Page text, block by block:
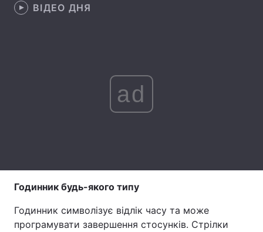
Послуги
ВІДЕО ДНЯ
ad
Годинник будь-якого типу
Годинник символізує відлік часу та може
програмувати завершення стосунків. Стрілки